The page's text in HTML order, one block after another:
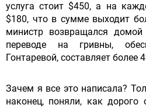
услуга стоит $450, а на
$180, что в сумме выходит
министр возвращался
переводе на гривны,
Гонтаревой, составляет более
Зачем я все это написала?
наконец, поняли, как